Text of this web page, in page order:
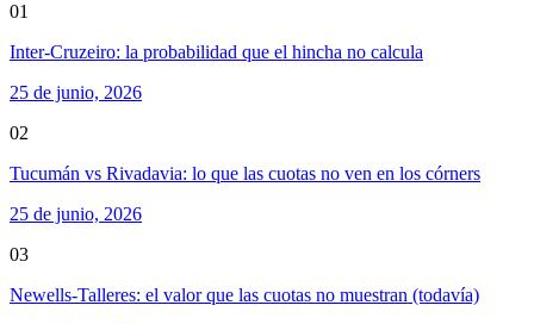
01
Inter-Cruzeiro: la probabilidad que el hincha no calcula
25 de junio, 2026
02
Tucumán vs Rivadavia: lo que las cuotas no ven en los córners
25 de junio, 2026
03
Newells-Talleres: el valor que las cuotas no muestran (todavía)